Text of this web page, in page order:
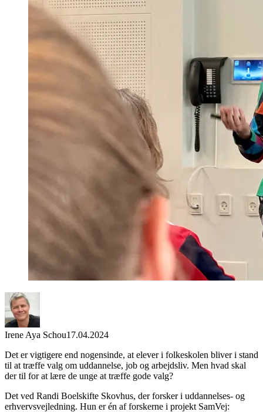
Irene Aya Schou17.04.2024
Det er vigtigere end nogensinde, at elever i folkeskolen bliver i stand
til at træffe valg om uddannelse, job og arbejdsliv. Men hvad skal
der til for at lære de unge at træffe gode valg?
Det ved Randi Boelskifte Skovhus, der forsker i uddannelses- og
erhvervsvejledning. Hun er én af forskerne i projekt SamVej: